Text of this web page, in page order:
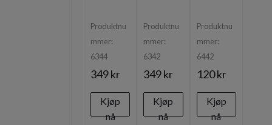
Produktnu
mmer:
6344
349 kr
Kjøp
nå
Produktnu
mmer:
6342
349 kr
Kjøp
nå
Produktnu
mmer:
6442
120 kr
Kjøp
nå